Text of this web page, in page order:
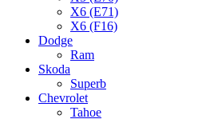
X6 (E71)
X6 (F16)
Dodge
Ram
Skoda
Superb
Chevrolet
Tahoe